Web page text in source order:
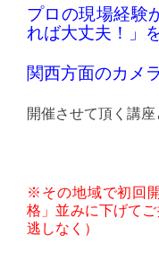
プロの現場経験
れば大丈夫！」を
関西方面のカメ
開催させて頂く講座
※その地域で初回
格」並みに下げて
逃しなく）